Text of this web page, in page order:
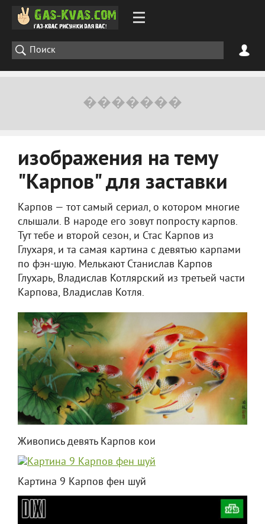
изображения на тему
"Карпов" для заставки
Карпов — тот самый сериал, о котором многие
слышали. В народе его зовут попросту карпов.
Тут тебе и второй сезон, и Стас Карпов из
Глухаря, и та самая картина с девятью карпами
по фэн-шую. Мелькают Станислав Карпов
Глухарь, Владислав Котлярский из третьей части
Карпова, Владислав Котля.
Живопись девять Карпов кои
Картина 9 Карпов фен шуй